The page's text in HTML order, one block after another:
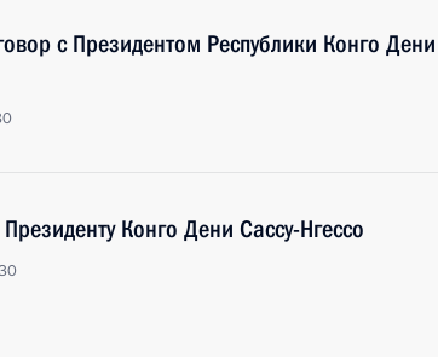
с Президентом Республики Конго Дени
Конго Дени Сассу-Нгессо